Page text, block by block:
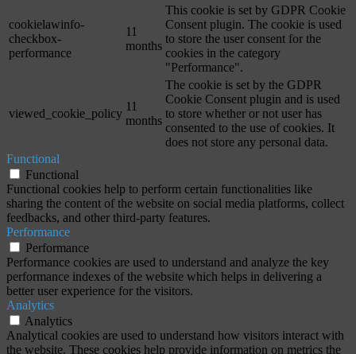
cookielawinfo-
checkbox-
performance
11
months
This cookie is set by GDPR Cookie
Consent plugin. The cookie is used
to store the user consent for the
cookies in the category
"Performance".
viewed_cookie_policy
11
months
The cookie is set by the GDPR
Cookie Consent plugin and is used
to store whether or not user has
consented to the use of cookies. It
does not store any personal data.
Functional
Functional
Functional cookies help to perform certain functionalities like
sharing the content of the website on social media platforms, collect
feedbacks, and other third-party features.
Performance
Performance
Performance cookies are used to understand and analyze the key
performance indexes of the website which helps in delivering a
better user experience for the visitors.
Analytics
Analytics
Analytical cookies are used to understand how visitors interact with
the website. These cookies help provide information on metrics the